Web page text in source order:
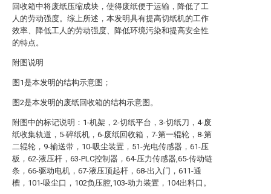
回收箱中将废纸压缩成块，使得废纸便于运输，降低了工
人的劳动强度。综上所述，本发明具有提高切纸机的工作
效率、降低工人的劳动强度、降低环境污染和提高安全性
的特点。
附图说明
图1是本发明的结构示意图；
图2是本发明的废纸回收箱的结构示意图。
附图中的标记说明：1-机架，2-切纸平台，3-切纸刀，4-废
纸收集轨道，5-碎纸机，6-废纸回收箱，7-第一辊轮，8-第
二辊轮，9-输送带，10-吸尘装置，51-光电传感器，61-压
板，62-液压杆，63-PLC控制器，64-压力传感器,65-传动链
条，66-驱动电机，67-液压顶起杆，68-出入门，611-通
槽，101-吸尘口，102负压腔,103-动力装置，104出料口。